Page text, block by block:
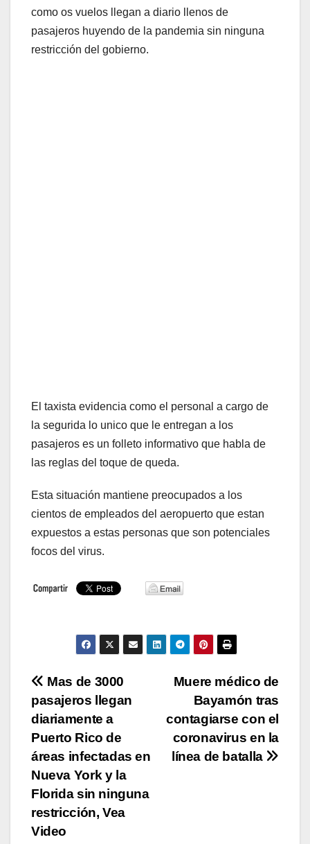
como os vuelos llegan a diario llenos de
pasajeros huyendo de la pandemia sin ninguna
restricción del gobierno.
El taxista evidencia como el personal a cargo de
la segurida lo unico que le entregan a los
pasajeros es un folleto informativo que habla de
las reglas del toque de queda.
Esta situación mantiene preocupados a los
cientos de empleados del aeropuerto que estan
expuestos a estas personas que son potenciales
focos del virus.
Navegación
de
entradas
Muere médico de
Bayamón tras
contagiarse con el
coronavirus en la
línea de batalla
Mas de 3000
pasajeros llegan
diariamente a
Puerto Rico de
áreas infectadas en
Nueva York y la
Florida sin ninguna
restricción, Vea
Video